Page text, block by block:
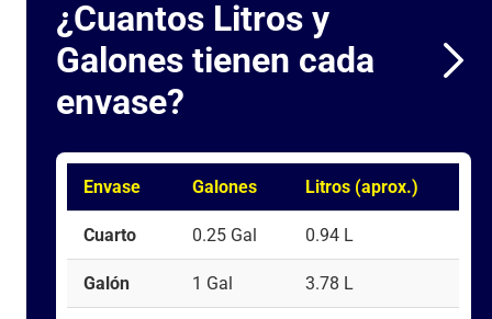
¿Cuantos Litros y
Galones tienen cada
envase?
Envase Galones Litros (aprox.)
Cuarto 0.25 Gal 0.94 L
Galón 1 Gal 3.78 L